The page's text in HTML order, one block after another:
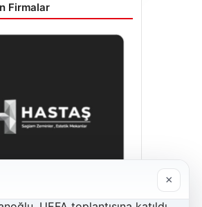
Firmalar
×